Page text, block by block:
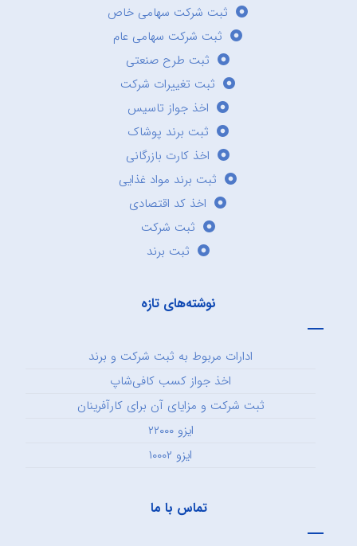
ثبت شرکت سهامی خاص
ثبت شرکت سهامی عام
ثبت طرح صنعتی
ثبت تغییرات شرکت
اخذ جواز تاسیس
ثبت برند پوشاک
اخذ کارت بازرگانی
ثبت برند مواد غذایی
اخذ کد اقتصادی
ثبت شرکت
ثبت برند
نوشته‌های تازه
ادارات مربوط به ثبت شرکت و برند
اخذ جواز کسب کافی‌شاپ
ثبت شرکت و مزایای آن برای کارآفرینان
ایزو ۲۲۰۰۰
ایزو ۱۰۰۰۲
تماس با ما